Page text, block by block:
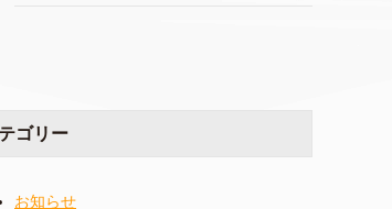
ゴリー
お知らせ